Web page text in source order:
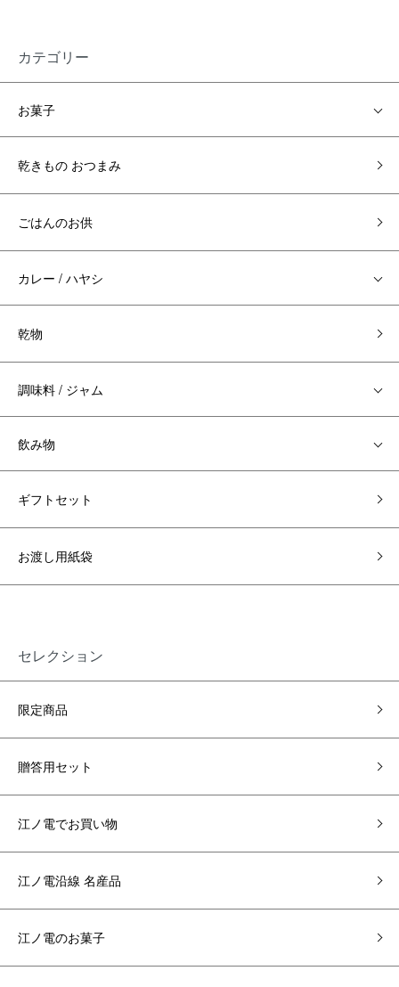
カテゴリー
お菓子
乾きもの おつまみ
ごはんのお供
カレー / ハヤシ
乾物
調味料 / ジャム
飲み物
ギフトセット
お渡し用紙袋
セレクション
限定商品
贈答用セット
江ノ電でお買い物
江ノ電沿線 名産品
江ノ電のお菓子